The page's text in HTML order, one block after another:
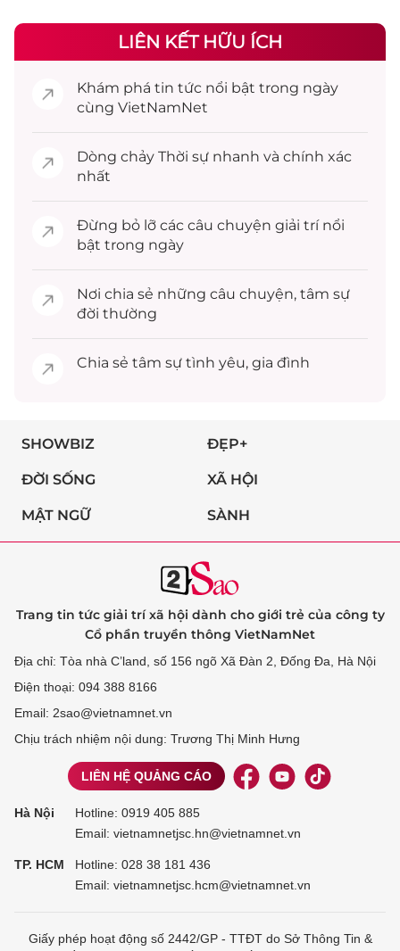
LIÊN KẾT HỮU ÍCH
Khám phá tin tức nổi bật trong ngày
cùng VietNamNet
Dòng chảy Thời sự nhanh và chính xác
nhất
Đừng bỏ lỡ các câu chuyện giải trínổi
bật trong ngày
Nơi chia sẻ những câu chuyện, tâm sự
đời thường
Chia sẻ tâm sự tình yêu, gia đình
SHOWBIZ ĐẸP+
ĐỜI SỐNG XÃ HỘI
MẬT NGỮ SÀNH
Trang tin tức giải trí xã hội dành cho giới trẻ của công ty
Cổ phần truyền thông VietNamNet
Địa chỉ: Tòa nhà C’land, số 156 ngõ Xã Đàn 2, Đống Đa, Hà Nội
Điện thoại: 094 388 8166
Email: 2sao@vietnamnet.vn
Chịu trách nhiệm nội dung: Trương Thị Minh Hưng
LIÊN HỆ QUẢNG CÁO
Hà Nội Hotline: 0919 405 885
Email: vietnamnetjsc.hn@vietnamnet.vn
TP. HCM Hotline: 028 38 181 436
Email: vietnamnetjsc.hcm@vietnamnet.vn
Giấy phép hoạt động số 2442/GP - TTĐT do Sở Thông Tin &